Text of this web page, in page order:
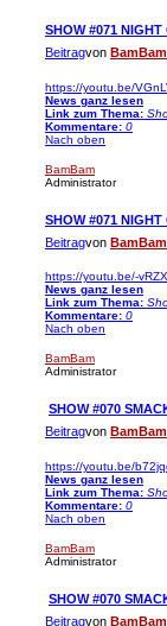
SHOW #071
Beitragvon BamBam
https://youtu.be/
News ganz lesen
Link zum Thema:
Kommentare: 0
Nach oben
BamBam
Administrator
SHOW #071
Beitragvon BamBam
https://youtu.be/-
News ganz lesen
Link zum Thema:
Kommentare: 0
Nach oben
BamBam
Administrator
SHOW #070
Beitragvon BamBam
https://youtu.be/
News ganz lesen
Link zum Thema:
Kommentare: 0
Nach oben
BamBam
Administrator
SHOW #070
Beitragvon BamBam